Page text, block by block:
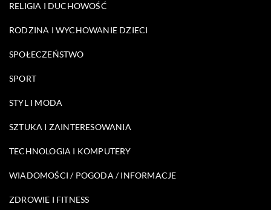
RELIGIA I DUCHOWOŚĆ
RODZINA I WYCHOWANIE DZIECI
SPOŁECZEŃSTWO
SPORT
STYL I MODA
SZTUKA I ZAINTERESOWANIA
TECHNOLOGIA I KOMPUTERY
WIADOMOŚCI / POGODA / INFORMACJE
ZDROWIE I FITNESS